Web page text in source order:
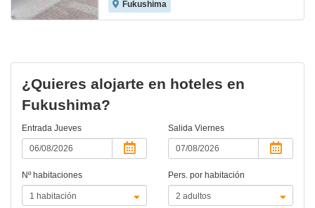
Fukushima
¿Quieres alojarte en hoteles en
Fukushima?
Entrada Jueves Salida Viernes
Nº habitaciones Pers. por habitación